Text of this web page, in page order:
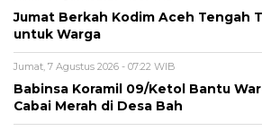
Jumat Berkah Kodim Aceh Tengah
untuk Warga
Jumat, 7 Agustus 2026 - 07:22 WIB
‎Babinsa Koramil 09/Ketol Bantu
Cabai Merah di Desa Bah